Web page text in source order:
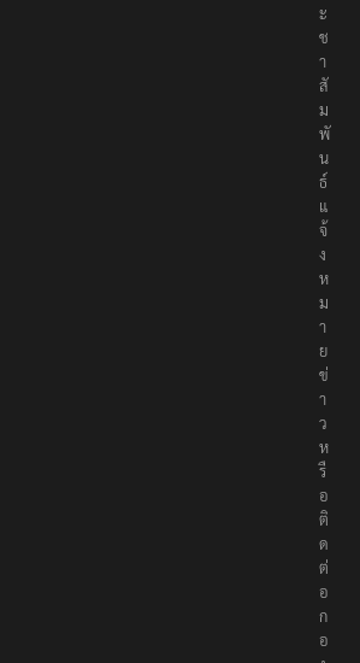
อ
สั
ง
ค
ม
ส่
ง
ข่
า
ว
ป
ร
ะ
ช
า
สั
ม
พั
น
ธ์
แ
จ้
ง
ห
ม
า
ย